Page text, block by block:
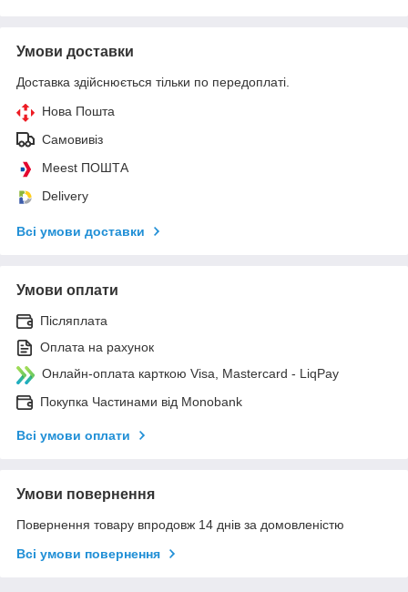
Умови доставки
Доставка здійснюється тільки по передоплаті.
Нова Пошта
Самовивіз
Meest ПОШТА
Delivery
Всі умови доставки
Умови оплати
Післяплата
Оплата на рахунок
Онлайн-оплата карткою Visa, Mastercard - LiqPay
Покупка Частинами від Monobank
Всі умови оплати
Умови повернення
Повернення товару впродовж 14 днів за домовленістю
Всі умови повернення